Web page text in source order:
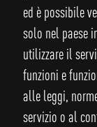
ed è possibile
solo nel paese
utilizzare il
funzioni e
alle leggi,
servizio o al